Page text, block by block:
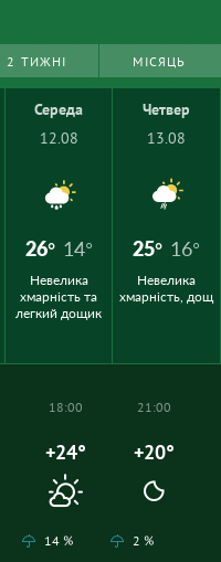
2 ТИЖНІ МІСЯЦЬ
Середа
12.08
26° 14°
Невелика
хмарність та
легкий дощик
Четвер
13.08
25° 16°
Невелика
хмарність, дощ
18:00
+24°
14 %
21:00
+20°
2 %